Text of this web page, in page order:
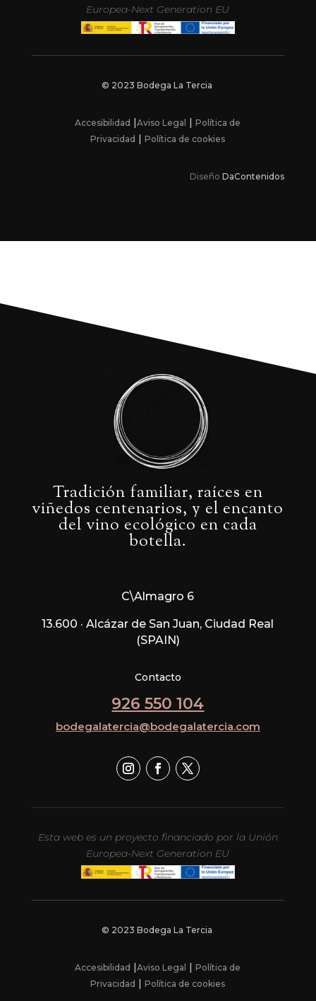
Europea-Next Generation EU
© 2023 Bodega La Tercia
Accesibilidad |Aviso Legal | Política de
Privacidad | Política de cookies
DiseñoDaContenidos
Tradición familiar, raíces en
viñedos centenarios, y el encanto
del vino ecológico en cada
botella.
C\Almagro 6
13.600 · Alcázar de San Juan, Ciudad Real
(SPAIN)
Contacto
926 550 104
bodegalatercia@bodegalatercia.com
Esta web es un proyecto financiado por la Unión
Europea-Next Generation EU
© 2023 Bodega La Tercia
Accesibilidad |Aviso Legal | Política de
Privacidad | Política de cookies